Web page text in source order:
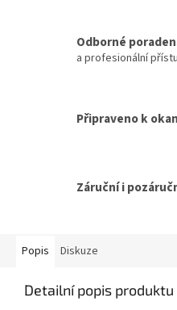
Odborné
a profesionální
Připraveno k
Záruční i
Popis Diskuze
Detailní popis produktu